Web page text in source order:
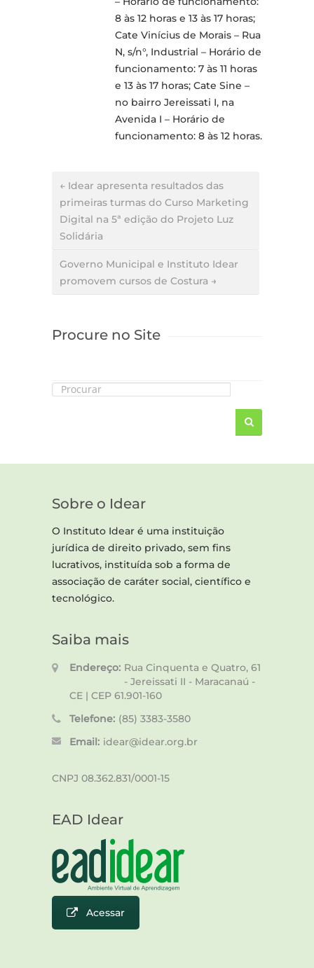
8 às 12 horas e 13 às 17 horas;
Cate Vinícius de Morais – Rua
N, s/n°, Industrial – Horário de
funcionamento: 7 às 11 horas
e 13 às 17 horas; Cate Sine –
no bairro Jereissati I, na
Avenida I – Horário de
funcionamento: 8 às 12 horas.
← Idear apresenta resultados das
primeiras turmas do Curso Marketing
Digital na 5ª edição do Projeto Luz
Solidária
Governo Municipal e Instituto Idear
promovem cursos de Costura →
Procure no Site
Sobre o Idear
O Instituto Idear é uma instituição
jurídica de direito privado, sem fins
lucrativos, instituída sob a forma de
associação de caráter social, científico e
tecnológico.
Saiba mais
Endereço: Rua Cinquenta e Quatro, 61
- Jereissati II - Maracanaú -
CE | CEP 61.901-160
Telefone: (85) 3383-3580
Email: idear@idear.org.br
CNPJ 08.362.831/0001-15
EAD Idear
Acessar